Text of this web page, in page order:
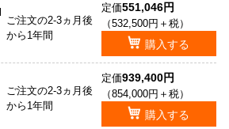
ご注文の2-3ヵ月後
から1年間
定価551,046円
（532,500円＋税）
購入する
ご注文の2-3ヵ月後
から1年間
定価939,400円
（854,000円＋税）
購入する